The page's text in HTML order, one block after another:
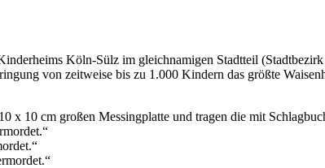
Köln-Sülz im gleichnamigen Stadtteil
von zeitweise bis zu 1.000 Kindern das größte
x 10 cm großen Messingplatte und tragen die mit